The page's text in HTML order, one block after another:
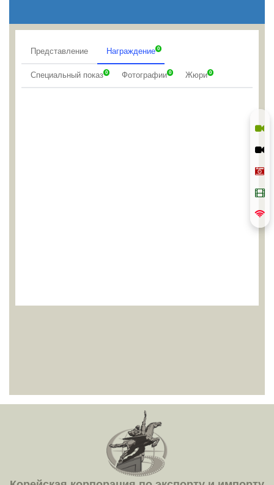
Представление Награждение 0
Специальный показ 0 Фотографии 0 Жюри 0